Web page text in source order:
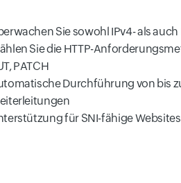
Sie sowohl IPv4- als
Sie die HTTP-
PATCH
Durchführung von bis
für SNI-fähige Websites